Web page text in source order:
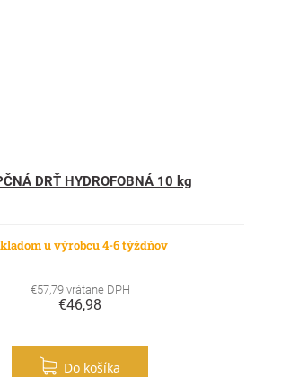
DRŤ HYDROFOBNÁ 10 kg
u výrobcu 4-6 týždňov
€57,79 vrátane DPH
€46,98
Do košíka